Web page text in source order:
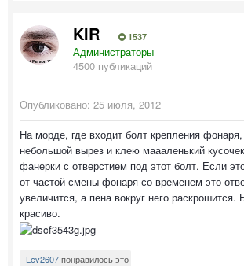
KIR 1537
Администраторы
4500 публикаций
Опубликовано: 25 июля, 2012
На морде, где входит болт крепления
небольшой вырез и клею маааленький
фанерки с отверстием под этот болт. Если
от частой смены фонаря со временем это
увеличится, а пена вокруг него раскрошится.
красиво.
Lev2607понравилось это